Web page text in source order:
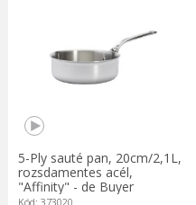
5-Ply sauté pan, 20cm/2,1L,
rozsdamentes acél,
"Affinity" - de Buyer
Kód: 373020